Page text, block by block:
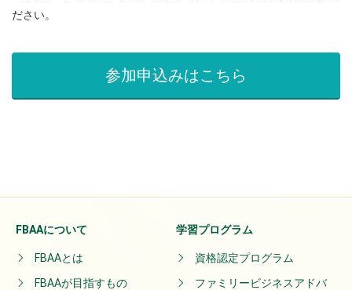
ださい。
参加申込みはこちら
FBAAについて
FBAAとは
FBAAが目指すもの
学習プログラム
資格認定プログラム
ファミリービジネスアドバ